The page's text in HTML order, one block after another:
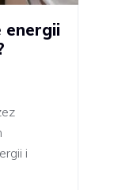
energii
i